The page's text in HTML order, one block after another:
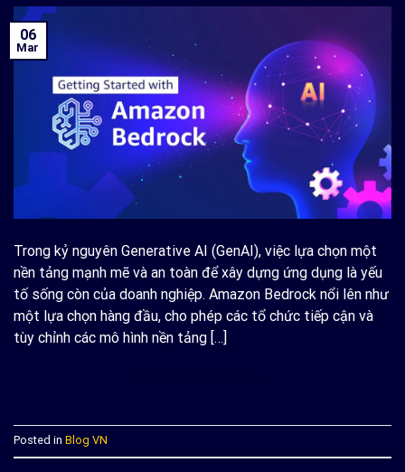
06
Mar
Trong kỷ nguyên Generative AI (GenAI), việc lựa chọn một
nền tảng mạnh mẽ và an toàn để xây dựng ứng dụng là yếu
tố sống còn của doanh nghiệp. Amazon Bedrock nổi lên như
một lựa chọn hàng đầu, cho phép các tổ chức tiếp cận và
tùy chỉnh các mô hình nền tảng […]
Posted in Blog VN